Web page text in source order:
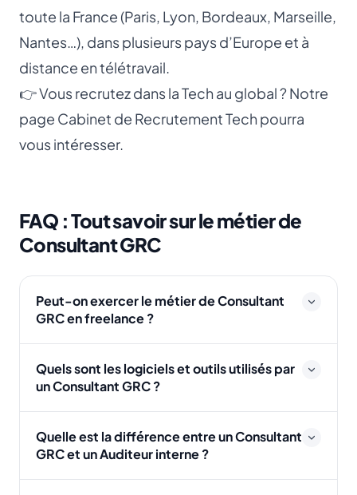
toute la France (Paris, Lyon, Bordeaux, Marseille,
Nantes…), dans plusieurs pays d’Europe et à
distance en télétravail.
👉 Vous recrutez dans la Tech au global ? Notre
page Cabinet de Recrutement Techpourra
vous intéresser.
FAQ : Tout savoir sur le métier de
Consultant GRC
Peut-on exercer le métier de Consultant
GRC en freelance ?
Quels sont les logiciels et outils utilisés par
un Consultant GRC ?
Quelle est la différence entre un Consultant
GRC et un Auditeur interne ?